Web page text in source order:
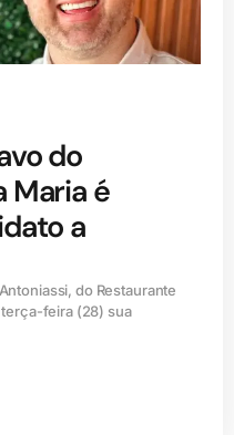
do
Maria é
a
do Restaurante
feira (28) sua